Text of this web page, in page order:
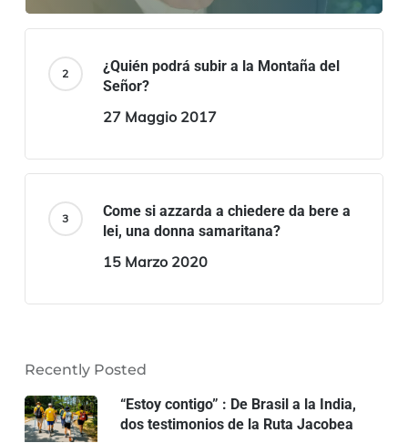
¿Quién podrá subir a la Montaña del
Señor?
27 Maggio 2017
Come si azzarda a chiedere da bere a
lei, una donna samaritana?
15 Marzo 2020
Recently Posted
“Estoy contigo” : De Brasil a la India,
dos testimonios de la Ruta Jacobea